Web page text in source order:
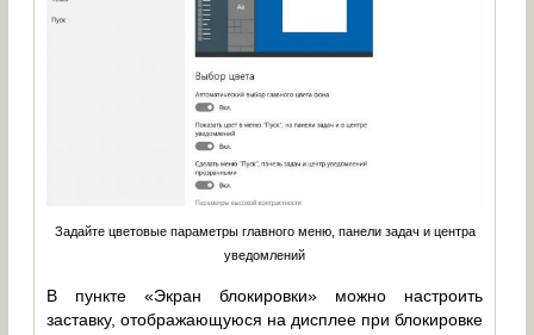
Задайте цветовые параметры главного меню, панели задач и центра
уведомлений
В пункте «Экран блокировки» можно настроить
заставку, отображающуюся на дисплее при блокировке